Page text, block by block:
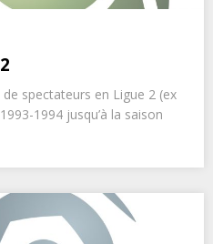
spectateurs en Ligue 2 (ex
1994 jusqu’à la saison